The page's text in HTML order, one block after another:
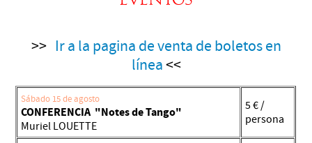
>> Ir a la pagina de venta de boletos en
línea<<
Sábado 15 de agosto
CONFERENCIA "Notes de Tango"
Muriel LOUETTE
5 € /
persona